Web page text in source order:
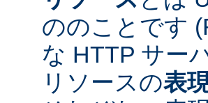
ののことです
な HTTP サー
リソースの表